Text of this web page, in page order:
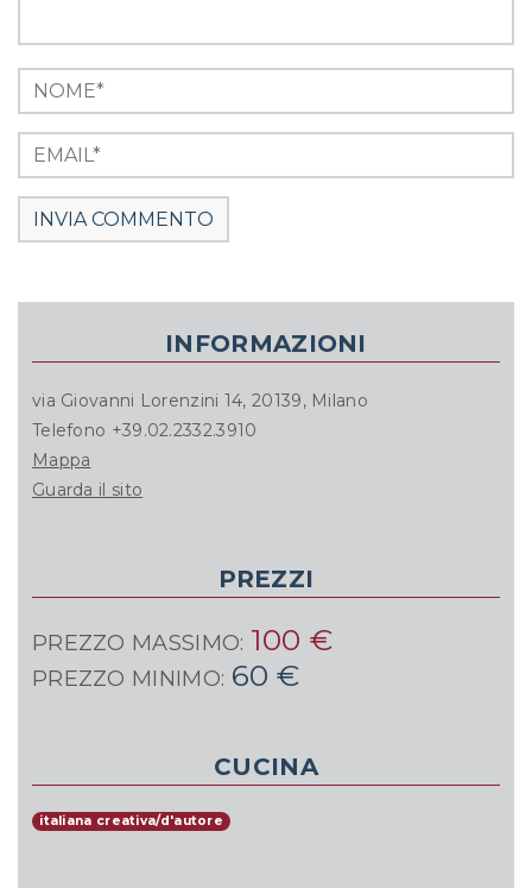
INFORMAZIONI
via Giovanni Lorenzini 14, 20139, Milano
Telefono +39.02.2332.3910
Mappa
Guarda il sito
PREZZI
PREZZO MASSIMO: 100 €
PREZZO MINIMO: 60 €
CUCINA
italiana creativa/d'autore